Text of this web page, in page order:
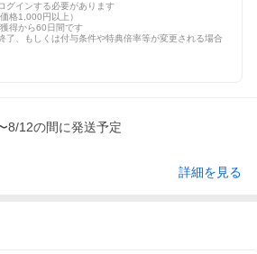
グインする必要があります
格1,000円以上）
得から60日間です
了、もしくは付与条件や特典倍率等が変更される場合
8/12の間に発送予定
詳細を見る